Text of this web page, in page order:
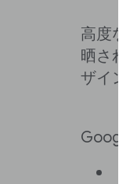
高度な
晒され
ザイン
Google